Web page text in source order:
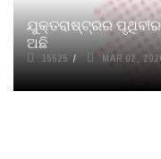
ଯୁକ୍ତରାଷ୍ଟ୍ରର ପୃଥିବୀର
ଅଛି
15525 MAR 02,